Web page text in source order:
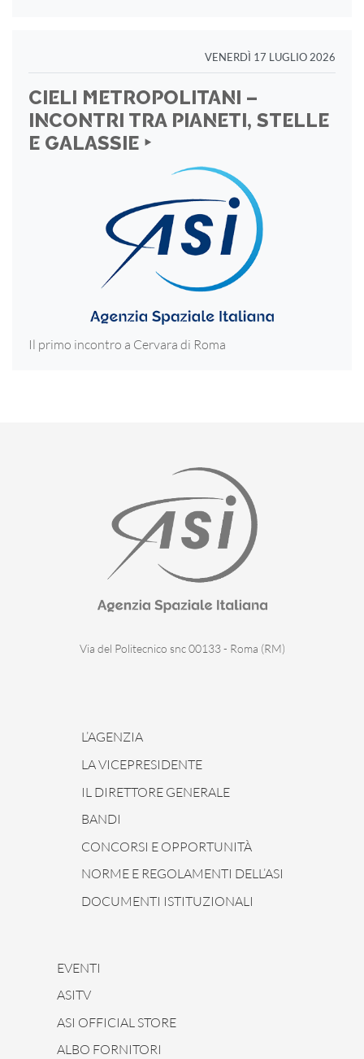
VENERDÌ 17 LUGLIO 2026
CIELI METROPOLITANI –
INCONTRI TRA PIANETI, STELLE
E GALASSIE ‣
Il primo incontro a Cervara di Roma
Via del Politecnico snc 00133 - Roma (RM)
L’AGENZIA
LA VICEPRESIDENTE
IL DIRETTORE GENERALE
BANDI
CONCORSI E OPPORTUNITÀ
NORME E REGOLAMENTI DELL’ASI
DOCUMENTI ISTITUZIONALI
EVENTI
ASITV
ASI OFFICIAL STORE
ALBO FORNITORI